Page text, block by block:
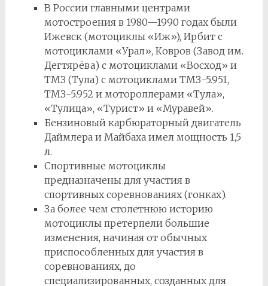
В России главными центрами
мотостроения в 1980—1990 годах были
Ижевск (мотоциклы «Иж»), Ирбит с
мотоциклами «Урал», Ковров (Завод им.
Дегтярёва) с мотоциклами «Восход» и
ТМЗ (Тула) с мотоциклами ТМЗ-5.951,
ТМЗ-5.952 и мотороллерами «Тула»,
«Тулица», «Турист» и «Муравей».
Бензиновый карбюраторный двигатель
Даймлера и Майбаха имел мощность 1,5
л.
Спортивные мотоциклы
предназначены для участия в
спортивных соревнованиях (гонках).
За более чем столетнюю историю
мотоциклы претерпели большие
изменения, начиная от обычных
приспособленных для участия в
соревнованиях, до
специализированных, созданных для